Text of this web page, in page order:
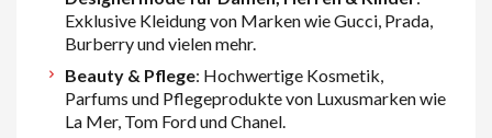
Exklusive Kleidung von Marken wie Gucci, Prada,
Burberry und vielen mehr.
Beauty & Pflege: Hochwertige Kosmetik,
Parfums und Pflegeprodukte von Luxusmarken wie
La Mer, Tom Ford und Chanel.